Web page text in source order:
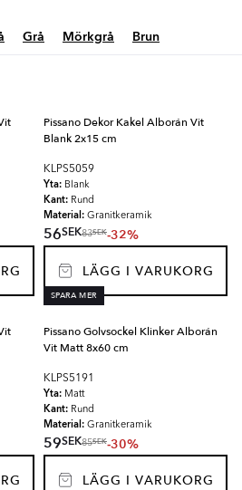
Grå Mörkgrå Brun
Pissano Dekor Kakel Alborán Vit
Blank 2x15 cm
KLPS5059
Yta: Blank
Kant: Rund
Material: Granitkeramik
56SEK83SEK-32%
LÄGG I VARUKORG
SPARA MER
Pissano Golvsockel Klinker Alborán
Vit Matt 8x60 cm
KLPS5191
Yta: Matt
Kant: Rund
Material: Granitkeramik
59SEK85SEK-30%
LÄGG I VARUKORG